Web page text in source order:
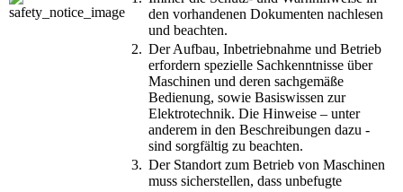
den vorhandenen Dokumenten nachlesen
und beachten.
2. Der Aufbau, Inbetriebnahme und Betrieb
erfordern spezielle Sachkenntnisse über
Maschinen und deren sachgemäße
Bedienung, sowie Basiswissen zur
Elektrotechnik. Die Hinweise – unter
anderem in den Beschreibungen dazu -
sind sorgfältig zu beachten.
3. Der Standort zum Betrieb von Maschinen
muss sicherstellen, dass unbefugte